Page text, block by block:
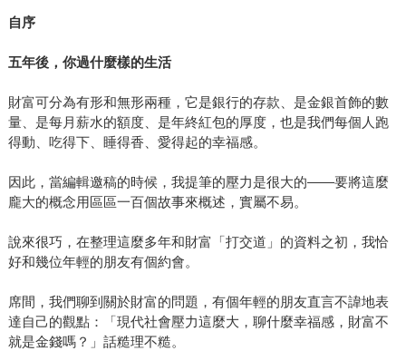
自序
五年後，你過什麼樣的生活
財富可分為有形和無形兩種，它是銀行的存款、是金銀首飾的數
量、是每月薪水的額度、是年終紅包的厚度，也是我們每個人跑
得動、吃得下、睡得香、愛得起的幸福感。
因此，當編輯邀稿的時候，我提筆的壓力是很大的——要將這麼
龐大的概念用區區一百個故事來概述，實屬不易。
說來很巧，在整理這麼多年和財富「打交道」的資料之初，我恰
好和幾位年輕的朋友有個約會。
席間，我們聊到關於財富的問題，有個年輕的朋友直言不諱地表
達自己的觀點：「現代社會壓力這麼大，聊什麼幸福感，財富不
就是金錢嗎？」話糙理不糙。